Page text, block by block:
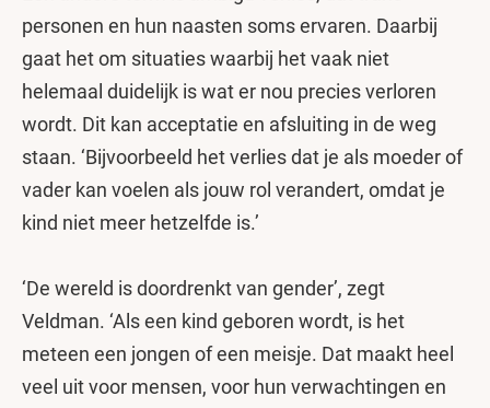
personen en hun naasten soms ervaren. Daarbij
gaat het om situaties waarbij het vaak niet
helemaal duidelijk is wat er nou precies verloren
wordt. Dit kan acceptatie en afsluiting in de weg
staan. ‘Bijvoorbeeld het verlies dat je als moeder of
vader kan voelen als jouw rol verandert, omdat je
kind niet meer hetzelfde is.’
‘De wereld is doordrenkt van gender’, zegt
Veldman. ‘Als een kind geboren wordt, is het
meteen een jongen of een meisje. Dat maakt heel
veel uit voor mensen, voor hun verwachtingen en